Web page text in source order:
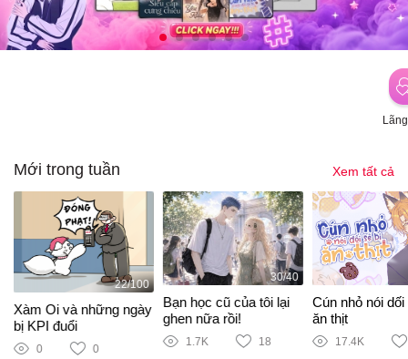
Mới trong tuần Xem tất cả
22/100
Xàm Oi và những ngày
bị KPI đuổi
0 0
30/40
Bạn học cũ của tôi lại
ghen nữa rồi!
1.7K 18
Cún nhỏ nói dối
ăn thịt
17.4K